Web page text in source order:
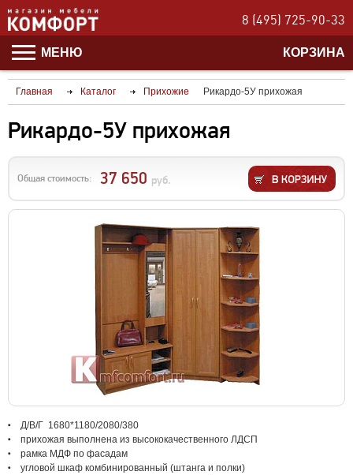
8 (495) 725-90-33
МЕНЮ КОРЗИНА
Главная Каталог Прихожие Рикардо-5У прихожая
Рикардо-5У прихожая
Общая стоимость: 37 650 руб.
Д/В/Г 1680*1180/2080/380
прихожая выполнена из высококачественного ЛДСП
рамка МДФ по фасадам
угловой шкаф комбинированный (штанга и полки)